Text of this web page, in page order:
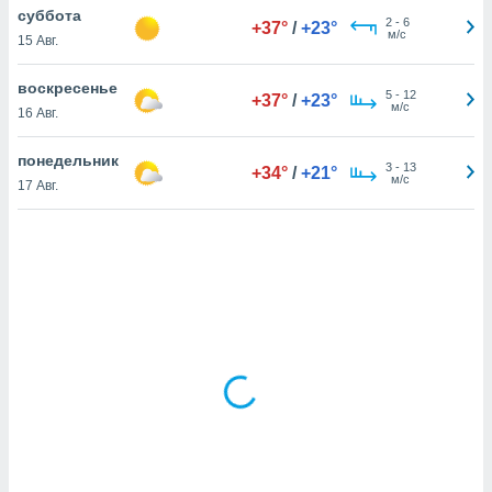
равно
нашим
суббота
15 Авг.
+37° / +23° 2- 6
м/с
воскресенье
16 Авг.
+37° / +23° 5- 12
м/с
понедельник
17 Авг.
+34° / +21° 3- 13
м/с